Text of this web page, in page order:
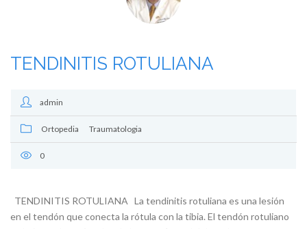
TENDINITIS ROTULIANA
admin
Ortopedia Traumatologia
0
TENDINITIS ROTULIANA La tendinitis rotuliana es una lesión
en el tendón que conecta la rótula con la tibia. El tendón rotuliano